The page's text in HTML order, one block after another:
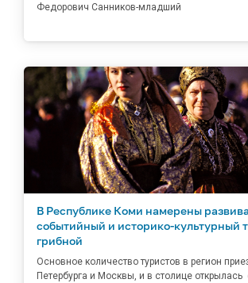
Федорович Санников-младший
В Республике Коми намерены
событийный и историко-культурный
грибной
Основное количество туристов в регион
Петербурга и Москвы, и в столице открылась